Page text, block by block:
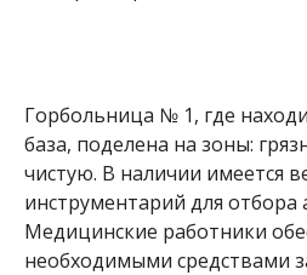
Горбольница № 1, где
база, поделена на зоны:
чистую. В наличии имеется
инструментарий для отбора
Медицинские работники
необходимыми средствами